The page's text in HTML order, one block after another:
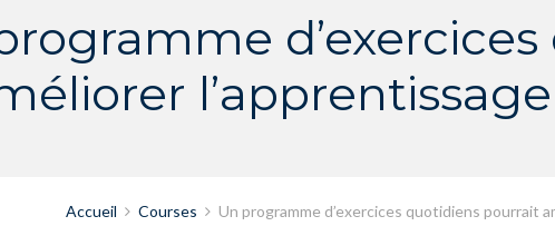
Accueil Courses Un programme d’exercices quotidiens pourrait